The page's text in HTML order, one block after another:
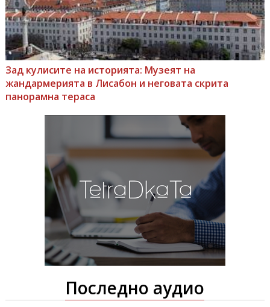
Зад кулисите на историята: Музеят на
жандармерията в Лисабон и неговата скрита
панорамна тераса
Последно аудио